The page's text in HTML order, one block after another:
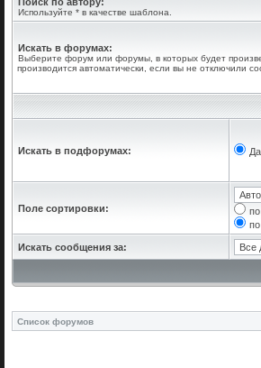
Используйте * в качестве шаблона.
Искать в форумах:
Выберите форум или форумы, в которых будет
производится автоматически, если вы не отключили
Искать в подфорумах: Да
Поле сортировки:
Искать сообщения за:
Список форумов